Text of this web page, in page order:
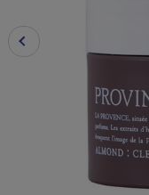
定期購入